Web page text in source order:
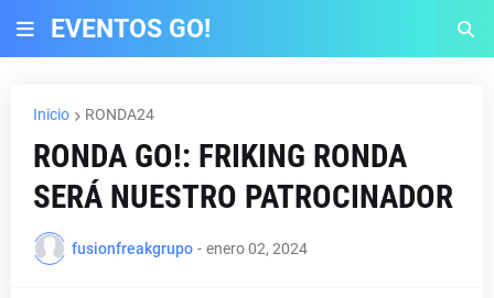
EVENTOS GO!
Inicio RONDA24
RONDA GO!: FRIKING RONDA
SERÁ NUESTRO PATROCINADOR
fusionfreakgrupo - enero 02, 2024